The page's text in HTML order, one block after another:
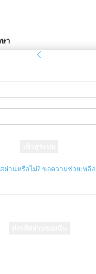
า
ผ่านหรือไม่? ขอความช่วยเหลือ